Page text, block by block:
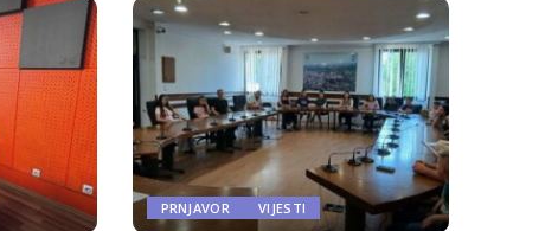
PRNJAVOR VIJESTI